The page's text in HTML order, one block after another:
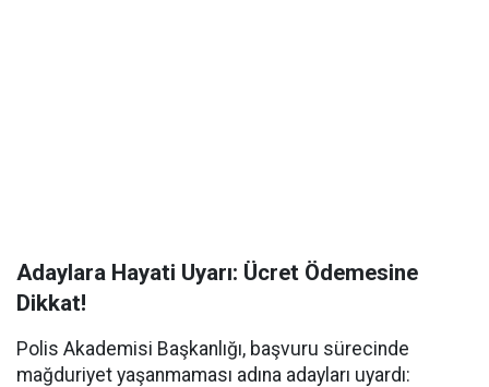
Adaylara Hayati Uyarı: Ücret Ödemesine
Dikkat!
Polis Akademisi Başkanlığı, başvuru sürecinde
mağduriyet yaşanmaması adına adayları uyardı: